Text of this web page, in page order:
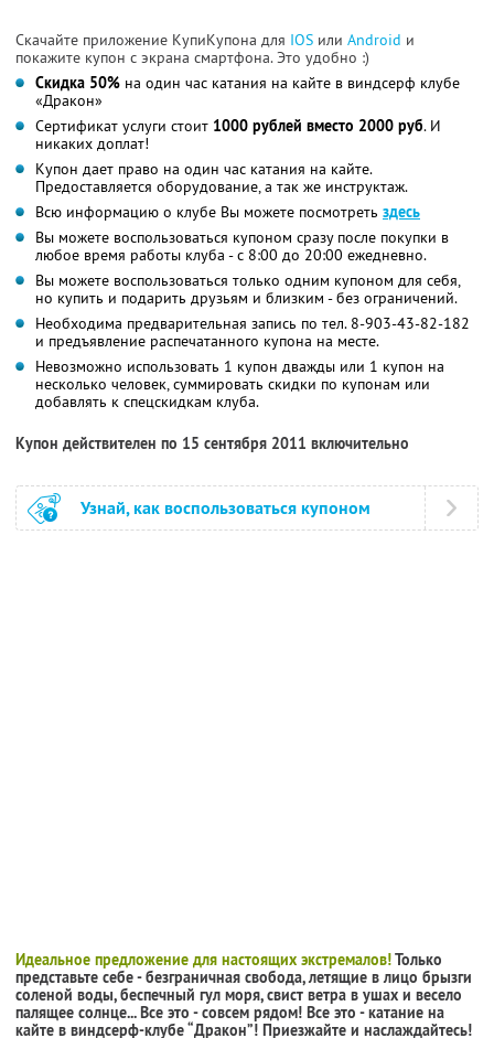
Скачайте приложение КупиКупона для IOS или Android и
покажите купон с экрана смартфона. Это удобно :)
Скидка 50% на один час катания на кайте в виндсерф клубе
«Дракон»
Сертификат услуги стоит 1000 рублей вместо 2000 руб. И
никаких доплат!
Купон дает право на один час катания на кайте.
Предоставляется оборудование, а так же инструктаж.
Всю информацию о клубе Вы можете посмотреть здесь
Вы можете воспользоваться купоном сразу после покупки в
любое время работы клуба - с 8:00 до 20:00 ежедневно.
Вы можете воспользоваться только одним купоном для себя,
но купить и подарить друзьям и близким - без ограничений.
Необходима предварительная запись по тел. 8-903-43-82-182
и предъявление распечатанного купона на месте.
Невозможно использовать 1 купон дважды или 1 купон на
несколько человек, суммировать скидки по купонам или
добавлять к спецскидкам клуба.
Купон действителен по 15 сентября 2011 включительно
Узнай, как воспользоваться купоном
Идеальное предложение для настоящих экстремалов!Только
представьте себе - безграничная свобода, летящие в лицо брызги
соленой воды, беспечный гул моря, свист ветра в ушах и весело
палящее солнце... Все это - совсем рядом! Все это - катание на
кайте в виндсерф-клубе “Дракон”! Приезжайте и наслаждайтесь!